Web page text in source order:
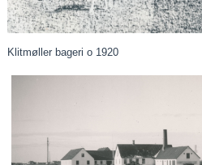
Klitmøller bageri o 1920